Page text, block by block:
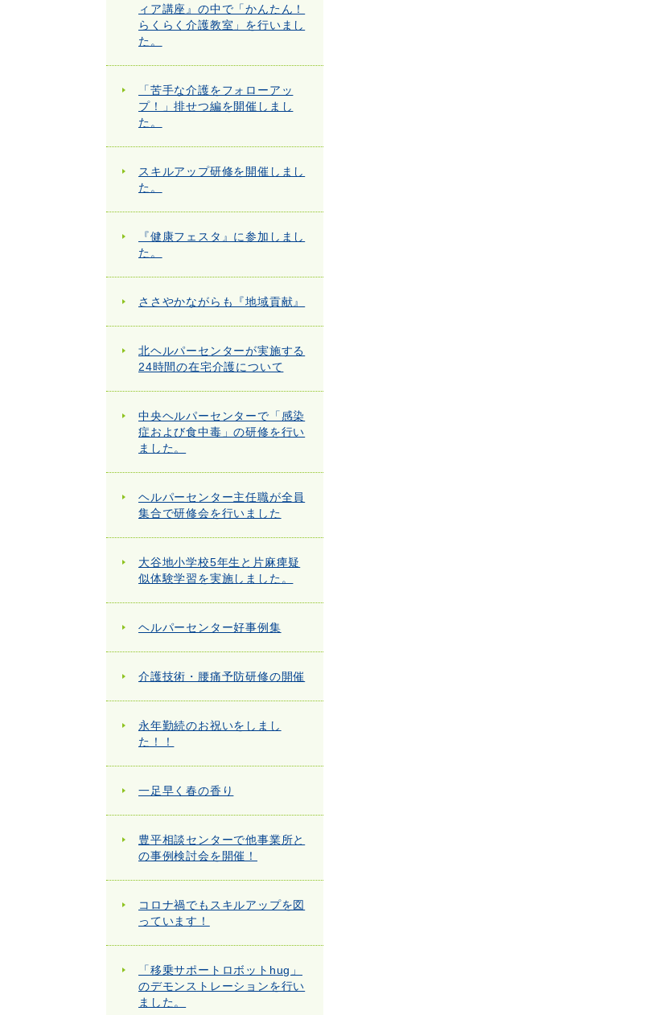
ィア講座』の中で「かんたん！
らくらく介護教室」を行いまし
た。
「苦手な介護をフォローアッ
プ！」排せつ編を開催しまし
た。
スキルアップ研修を開催しまし
た。
『健康フェスタ』に参加しまし
た。
ささやかながらも『地域貢献』
北ヘルパーセンターが実施する
24時間の在宅介護について
中央ヘルパーセンターで「感染
症および食中毒」の研修を行い
ました。
ヘルパーセンター主任職が全員
集合で研修会を行いました
大谷地小学校5年生と片麻痺疑
似体験学習を実施しました。
ヘルパーセンター好事例集
介護技術・腰痛予防研修の開催
永年勤続のお祝いをしまし
た！！
一足早く春の香り
豊平相談センターで他事業所と
の事例検討会を開催！
コロナ禍でもスキルアップを図
っています！
「移乗サポートロボットhug」
のデモンストレーションを行い
ました。